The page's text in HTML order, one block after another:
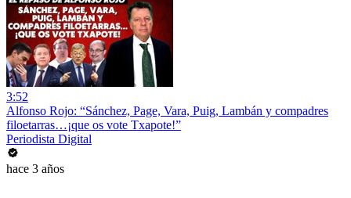
3:52
Alfonso Rojo: “Sánchez, Page, Vara, Puig, Lambán y compadres
filoetarras…¡que os vote Txapote!”
Periodista Digital
hace 3 años